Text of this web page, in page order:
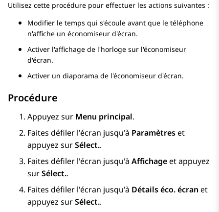
Utilisez cette procédure pour effectuer les actions suivantes :
Modifier le temps qui s'écoule avant que le téléphone
n'affiche un économiseur d'écran.
Activer l'affichage de l'horloge sur l'économiseur
d'écran.
Activer un diaporama de l'économiseur d'écran.
Procédure
Appuyez sur Menu principal.
Faites défiler l'écran jusqu'à Paramètreset
appuyez surSélect..
Faites défiler l'écran jusqu'à Affichageet appuyez
surSélect..
Faites défiler l'écran jusqu'à Détails éco. écran et
appuyez surSélect..